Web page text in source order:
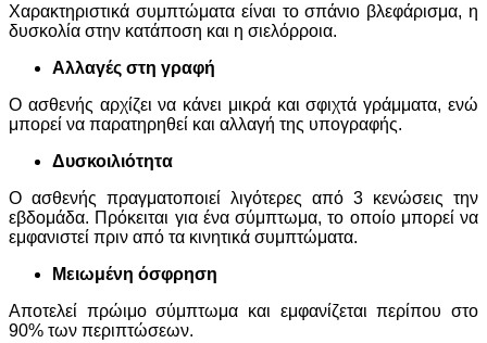
Χαρακτηριστικά συμπτώματα είναι το σπάνιο βλεφάρισμα, η
δυσκολία στην κατάποση και η σιελόρροια.
Αλλαγές στη γραφή
Ο ασθενής αρχίζει να κάνει μικρά και σφιχτά γράμματα, ενώ
μπορεί να παρατηρηθεί και αλλαγή της υπογραφής.
Δυσκοιλιότητα
Ο ασθενής πραγματοποιεί λιγότερες από 3 κενώσεις την
εβδομάδα. Πρόκειται για ένα σύμπτωμα, το οποίο μπορεί να
εμφανιστεί πριν από τα κινητικά συμπτώματα.
Μειωμένη όσφρηση
Αποτελεί πρώιμο σύμπτωμα και εμφανίζεται περίπου στο
90% των περιπτώσεων.